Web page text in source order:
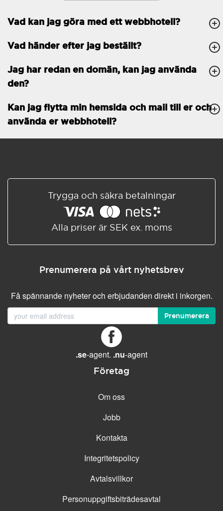
Antal subdomäner Obegränsat
cPanel
FTP, SSH, GIT
Databaser Obegränsat
E-POSTFUNKTIONER
IMAP/CalDAV/CardDAV
Spamskydd Standard
Delad/Synkroniserad
adressbok
E-postfiltrering
Autosvar
Daglig säkerhetskopiering
telefonsupport
30 dagars kostnadsfritt test
Vad kan jag göra med ett webbhotell?
Vad händer efter jag beställt?
Jag har redan en domän, kan jag använda
den?
Kan jag flytta min hemsida och mail till er och
använda er webbhotell?
Trygga och säkra betalningar
Alla priser är SEK ex. moms
Prenumerera på vårt nyhetsbrev
Få spännande nyheter och erbjudanden direkt i inkorgen.
Prenumerera
.se-agent. .nu-agent
Företag
Om oss
Jobb
Kontakta
Integritetspolicy
Avtalsvillkor
Personuppgifts­biträdesavtal